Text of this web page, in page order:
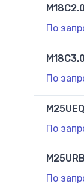
По
По
По
По